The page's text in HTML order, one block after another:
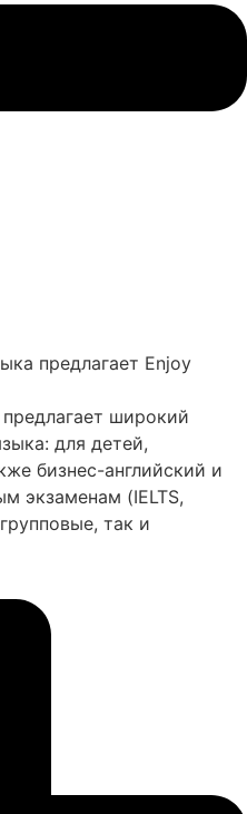
предлагает Enjoy
широкий
для детей,
бизнес-английский и
экзаменам (IELTS,
так и